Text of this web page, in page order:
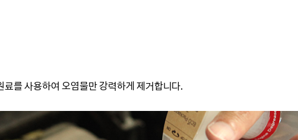
를 사용하여 오염물만 강력하게 제거합니다.